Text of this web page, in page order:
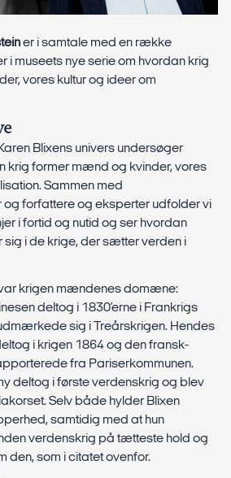
er i samtale med en række
i museets nye serie om hvordan krig
vores kultur og ideer om
Blixens univers undersøger
krig former mænd og kvinder, vores
Sammen med
og forfattere og eksperter udfolder vi
i fortid og nutid og ser hvordan
sig i de krige, der sætter verden i
var krigen mændenes domæne:
deltog i 1830’erne i Frankrigs
sig i Treårskrigen. Hendes
i krigen 1864 og den fransk-
fra Pariserkommunen.
deltog i første verdenskrig og blev
Selv både hylder Blixen
samtidig med at hun
verdenskrig på tætteste hold og
den, som i citatet ovenfor.